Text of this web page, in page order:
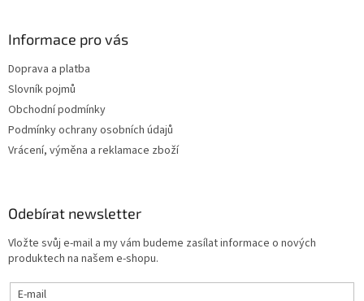
Informace pro vás
Doprava a platba
Slovník pojmů
Obchodní podmínky
Podmínky ochrany osobních údajů
Vrácení, výměna a reklamace zboží
Odebírat newsletter
Vložte svůj e-mail a my vám budeme zasílat informace o nových
produktech na našem e-shopu.
E-mail